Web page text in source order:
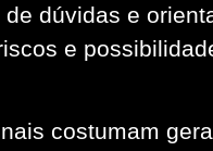
dúvidas e
e
costumam